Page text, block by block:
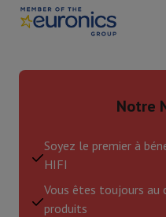
Notre
Soyez le premier à
HIFI
Vous êtes toujours au
produits